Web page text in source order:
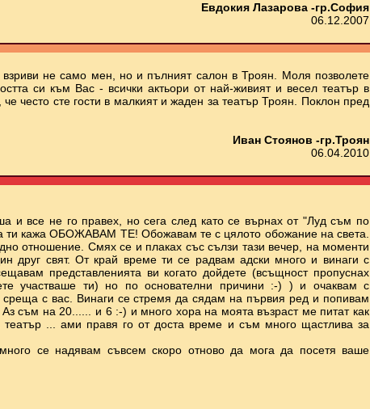
Евдокия Лазарова -гр.София
06.12.2007
не само мен, но и пълният салон в Троян. Моля позволете
си към Вас - всички актьори от най-живият и весел театър в
често сте гости в малкият и жаден за театър Троян. Поклон пред
Иван Стоянов -гр.Троян
06.04.2010
и все не го правех, но сега след като се върнах от "Луд съм по
ти кажа ОБОЖАВАМ ТЕ! Обожавам те с цялото обожание на света.
отношение. Смях се и плаках със сълзи тази вечер, на моменти
друг свят. От край време ти се радвам адски много и винаги с
представленията ви когато дойдете (всъщност пропуснах
участваше ти) но по основателни причини :-) ) и очаквам с
с вас. Винаги се стремя да сядам на първия ред и попивам
Аз съм на 20...... и 6 :-) и много хора на моята възраст ме питат как
... ами правя го от доста време и съм много щастлива за
се надявам съвсем скоро отново да мога да посетя ваше